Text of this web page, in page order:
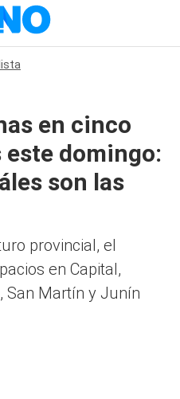
en cinco
domingo:
son las
provincial, el
en Capital,
San Martín y Junín